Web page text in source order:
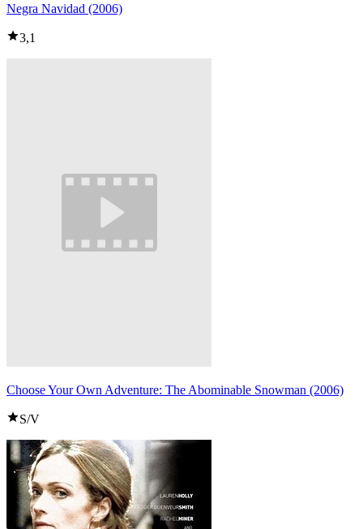
Negra Navidad (2006)
3,1
Choose Your Own Adventure: The Abominable Snowman (2006)
S/V